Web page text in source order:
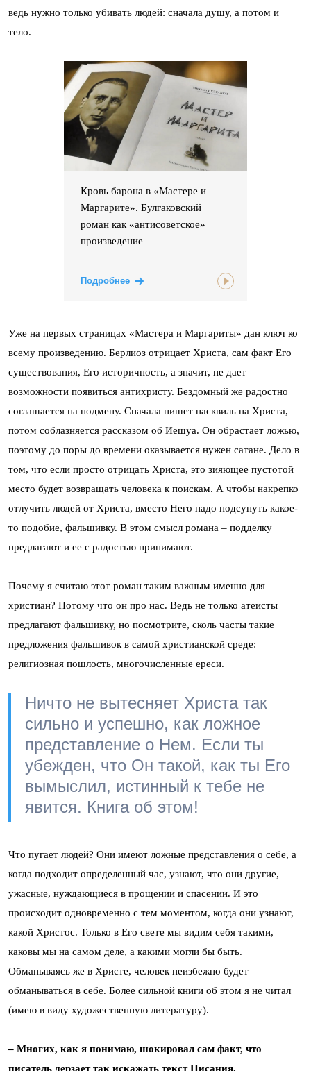
ведь нужно только убивать людей: сначала душу, а потом и
тело.
Кровь барона в «Мастере и
Маргарите». Булгаковский
роман как «антисоветское»
произведение
Подробнее
Уже на первых страницах «Мастера и Маргариты» дан ключ ко
всему произведению. Берлиоз отрицает Христа, сам факт Его
существования, Его историчность, а значит, не дает
возможности появиться антихристу. Бездомный же радостно
соглашается на подмену. Сначала пишет пасквиль на Христа,
потом соблазняется рассказом об Иешуа. Он обрастает ложью,
поэтому до поры до времени оказывается нужен сатане. Дело в
том, что если просто отрицать Христа, это зияющее пустотой
место будет возвращать человека к поискам. А чтобы накрепко
отлучить людей от Христа, вместо Него надо подсунуть какое-
то подобие, фальшивку. В этом смысл романа – подделку
предлагают и ее с радостью принимают.
Почему я считаю этот роман таким важным именно для
христиан? Потому что он про нас. Ведь не только атеисты
предлагают фальшивку, но посмотрите, сколь часты такие
предложения фальшивок в самой христианской среде:
религиозная пошлость, многочисленные ереси.
Ничто не вытесняет Христа так
сильно и успешно, как ложное
представление о Нем. Если ты
убежден, что Он такой, как ты Его
вымыслил, истинный к тебе не
явится. Книга об этом!
Что пугает людей? Они имеют ложные представления о себе, а
когда подходит определенный час, узнают, что они другие,
ужасные, нуждающиеся в прощении и спасении. И это
происходит одновременно с тем моментом, когда они узнают,
какой Христос. Только в Его свете мы видим себя такими,
каковы мы на самом деле, а какими могли бы быть.
Обманываясь же в Христе, человек неизбежно будет
обманываться в себе. Более сильной книги об этом я не читал
(имею в виду художественную литературу).
– Многих, как я понимаю, шокировал сам факт, что
писатель дерзает так искажать текст Писания.